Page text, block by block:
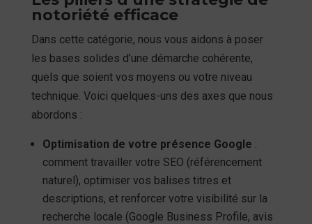
notoriété efficace
Dans cette catégorie, nous vous aidons à poser
les bases solides d’une démarche cohérente,
quels que soient vos moyens ou votre niveau
technique. Voici quelques-uns des axes que nous
abordons :
Optimisation de votre présence Google :
comment travailler votre SEO (référencement
naturel), optimiser vos balises titres et
descriptions, et renforcer votre visibilité sur la
recherche locale (Google Business Profile, avis